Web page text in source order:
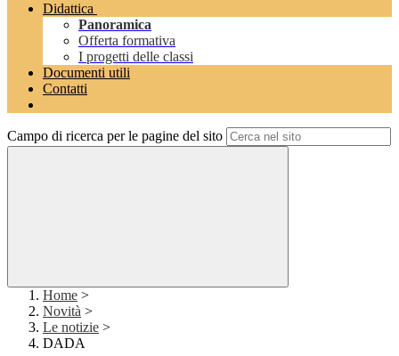
Didattica
Panoramica
Offerta formativa
I progetti delle classi
Documenti utili
Contatti
Campo di ricerca per le pagine del sito
Home >
Novità >
Le notizie >
DADA